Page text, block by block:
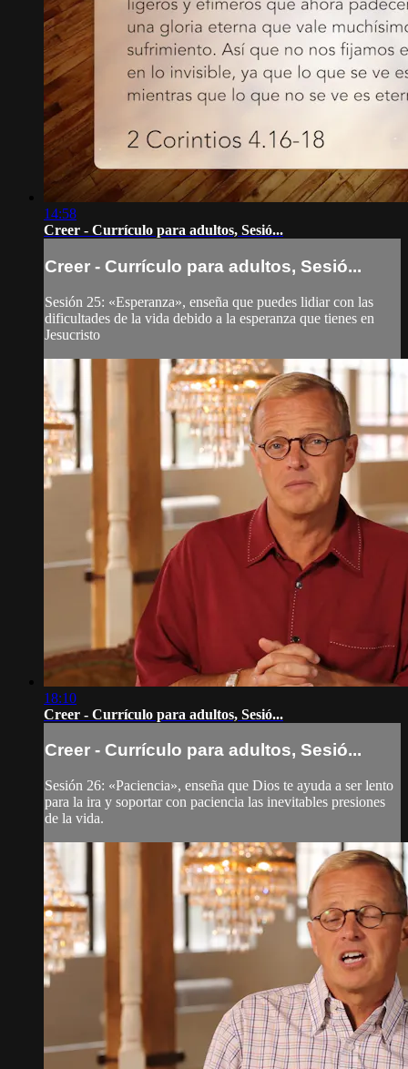
14:58
Creer - Currículo para adultos, Sesió...
Creer - Currículo para adultos, Sesió...
Sesión 25: «Esperanza», enseña que puedes lidiar con las
dificultades de la vida debido a la esperanza que tienes en
Jesucristo
18:10
Creer - Currículo para adultos, Sesió...
Creer - Currículo para adultos, Sesió...
Sesión 26: «Paciencia», enseña que Dios te ayuda a ser lento
para la ira y soportar con paciencia las inevitables presiones
de la vida.